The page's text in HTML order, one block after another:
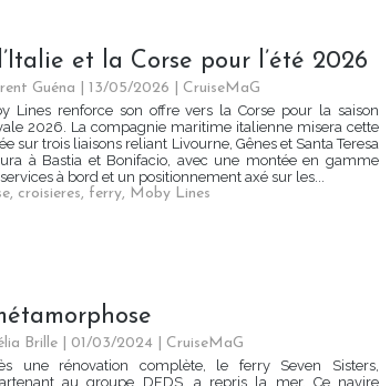
et la Corse pour l’été 2026
Guéna | 13/05/2026
CruiseMaG
Lines renforce son offre vers la Corse pour la saison
2026. La compagnie maritime italienne misera cette
sur trois liaisons reliant Livourne, Gênes et Santa Teresa
à Bastia et Bonifacio, avec une montée en gamme
à bord et un positionnement axé sur les...
, croisieres, ferry, Moby Lines
Brille | 01/03/2024
CruiseMaG
une rénovation complète, le ferry Seven Sisters,
au groupe DFDS, a repris la mer. Ce navire